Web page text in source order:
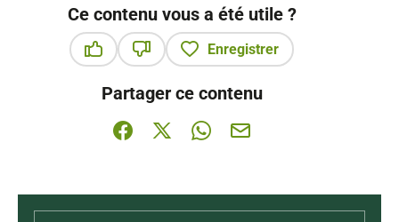
Ce contenu vous a été utile ?
Enregistrer
Partager ce contenu
Partager sur Facebook (nouvelle fenêtre)
Partager sur X / Twitter (nouvelle
Partager sur WhatsApp
Partager par mail